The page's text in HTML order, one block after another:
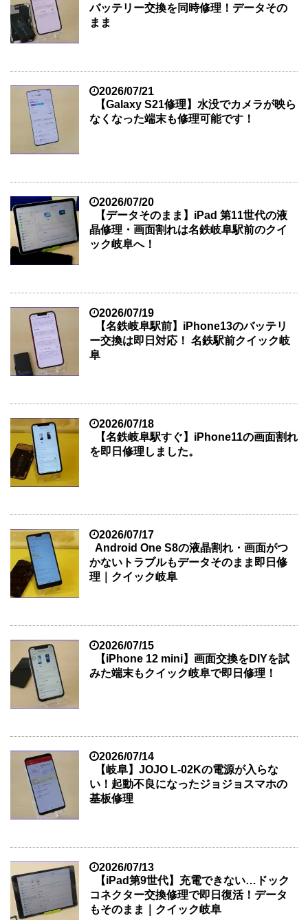
バッテリー交換を同時修理！データその
まま
2026/07/21
【Galaxy S21修理】水没でカメラが映ら
なくなった端末も修理可能です！
2026/07/20
【データそのまま】iPad 第11世代の液
晶修理・画面割れは名鉄岐阜駅前のクイ
ック岐阜へ！
2026/07/19
【名鉄岐阜駅前】iPhone13のバッテリ
ー交換は即日対応！ 名鉄駅前クイック岐
阜
2026/07/18
【名鉄岐阜駅すぐ】iPhone11の画面割れ
を即日修理しました。
2026/07/17
Android One S8の液晶割れ・画面がつ
かないトラブルもデータそのまま即日修
理｜クイック岐阜
2026/07/15
【iPhone 12 mini】画面交換をDIYを試
みた端末もクイック岐阜で即日修理！
2026/07/14
【岐阜】JOJO L-02Kの電源が入らな
い！起動不良になったジョジョスマホの
基板修理
2026/07/13
【iPad第9世代】充電できない…ドック
コネクター交換修理で即日復活！データ
もそのまま｜クイック岐阜